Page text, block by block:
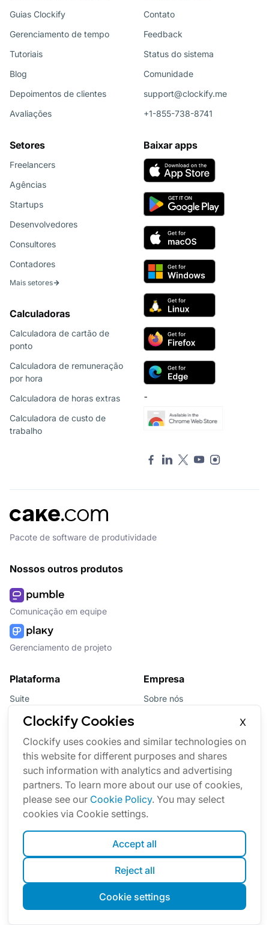
Clockify Cookies
X
Clockify uses cookies and similar technologies on
this website for different purposes and shares
such information with analytics and advertising
partners. To learn more about our use of cookies,
please see our Cookie Policy. You may select
cookies via Cookie settings.
Accept all
Reject all
Cookie settings
Guias Clockify
Gerenciamento de tempo
Tutoriais
Blog
Depoimentos de clientes
Avaliações
Setores
Freelancers
Agências
Startups
Desenvolvedores
Consultores
Contadores
Mais setores
Calculadoras
Calculadora de cartão de
ponto
Calculadora de remuneração
por hora
Calculadora de horas extras
Calculadora de custo de
trabalho
Contato
Feedback
Status do sistema
Comunidade
support@clockify.me
+1-855-738-8741
Baixar apps
¯
Pacote de software de produtividade
Nossos outros produtos
Comunicação em equipe
Gerenciamento de projeto
Plataforma
Suite
Pacote
Updates
Marketplace
Empresa
Sobre nós
Marca
© Clockify
CookiesTermosPrivacidadeSegurançaMapa do site
Português